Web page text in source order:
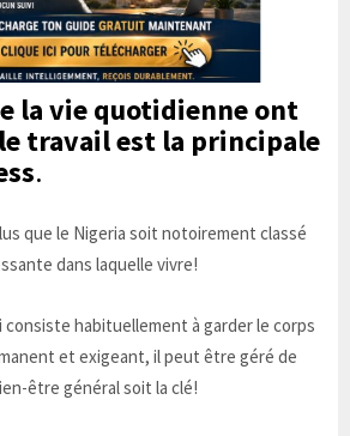
la vie quotidienne ont
travail est la principale
.
que le Nigeria soit notoirement classé
dans laquelle vivre!
consiste habituellement à garder le corps
et exigeant, il peut être géré de
être général soit la clé!